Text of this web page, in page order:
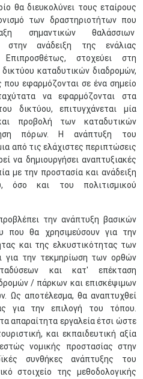
θα διευκολύνει τους εταίρους
των δραστηριοτήτων που
σημαντικών θαλάσσιων
στην ανάδειξη της ενάλιας
Επιπροσθέτως, στοχεύει στη
καταδυτικών διαδρομών,
εφαρμόζονται σε ένα σημείο
να εφαρμόζονται στα
δικτύου, επιτυγχάνεται μία
προβολή των καταδυτικών
πόρων. Η ανάπτυξη του
από τις ελάχιστες περιπτώσεις
να δημιουργήσει αναπτυξιακές
με την προστασία και ανάδειξη
όσο και του πολιτισμικού
την ανάπτυξη βασικών
που θα χρησιμεύσουν για την
και της ελκυστικότητας των
για την τεκμηρίωση των ορθών
και κατ' επέκταση
/ πάρκων και επισκέψιμων
Ως αποτέλεσμα, θα αναπτυχθεί
για την επιλογή του τόπου.
απαραίτητα εργαλεία έτσι ώστε
και εκπαιδευτική αξία
νομικής προστασίας στην
συνθήκες ανάπτυξης του
στοιχείο της μεθοδολογικής